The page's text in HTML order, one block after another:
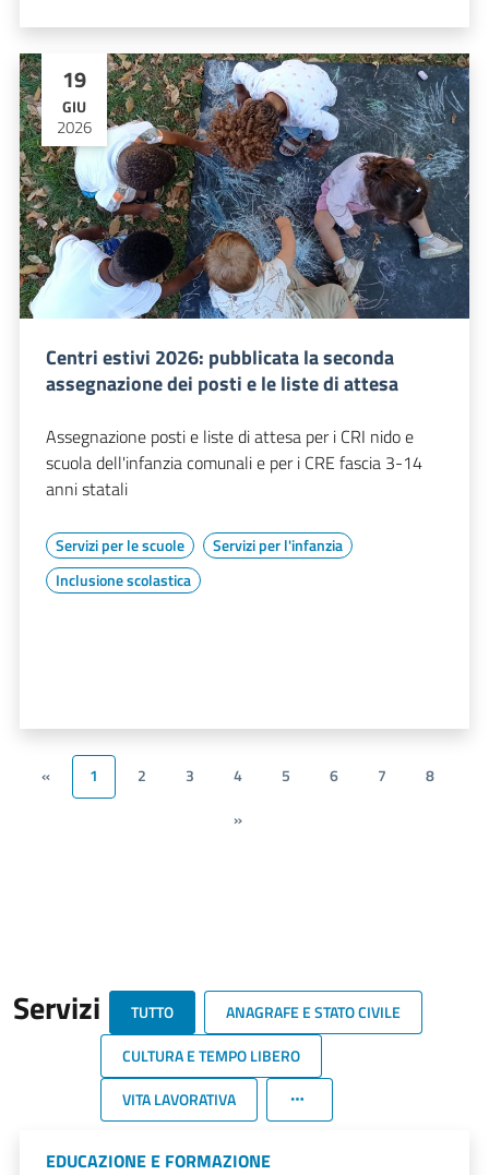
19
GIU
2026
Centri estivi 2026: pubblicata la seconda
assegnazione dei posti e le liste di attesa
Assegnazione posti e liste di attesa per i CRI nido e
scuola dell'infanzia comunali e per i CRE fascia 3-14
anni statali
Servizi per le scuole
Servizi per l'infanzia
Inclusione scolastica
« 1 2 3 4 5 6 7
8
»
Servizi TUTTO
ANAGRAFE E STATO CIVILE
CULTURA E TEMPO LIBERO
VITA LAVORATIVA
EDUCAZIONE E FORMAZIONE